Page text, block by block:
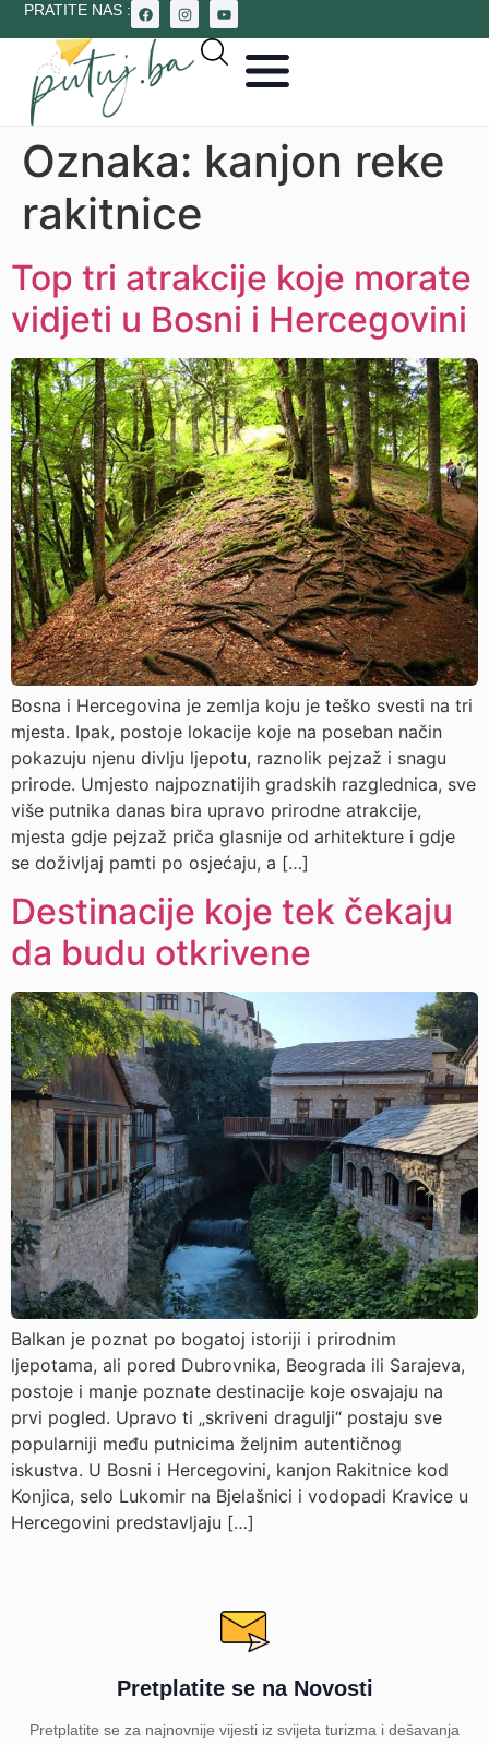
PRATITE NAS :
Oznaka: kanjon reke
rakitnice
Top tri atrakcije koje morate
vidjeti u Bosni i Hercegovini
Bosna i Hercegovina je zemlja koju je teško svesti na tri
mjesta. Ipak, postoje lokacije koje na poseban način
pokazuju njenu divlju ljepotu, raznolik pejzaž i snagu
prirode. Umjesto najpoznatijih gradskih razglednica, sve
više putnika danas bira upravo prirodne atrakcije,
mjesta gdje pejzaž priča glasnije od arhitekture i gdje
se doživljaj pamti po osjećaju, a […]
Destinacije koje tek čekaju
da budu otkrivene
Balkan je poznat po bogatoj istoriji i prirodnim
ljepotama, ali pored Dubrovnika, Beograda ili Sarajeva,
postoje i manje poznate destinacije koje osvajaju na
prvi pogled. Upravo ti „skriveni dragulji“ postaju sve
popularniji među putnicima željnim autentičnog
iskustva. U Bosni i Hercegovini, kanjon Rakitnice kod
Konjica, selo Lukomir na Bjelašnici i vodopadi Kravice u
Hercegovini predstavljaju […]
Pretplatite se na Novosti
Pretplatite se za najnovnije vijesti iz svijeta turizma i dešavanja